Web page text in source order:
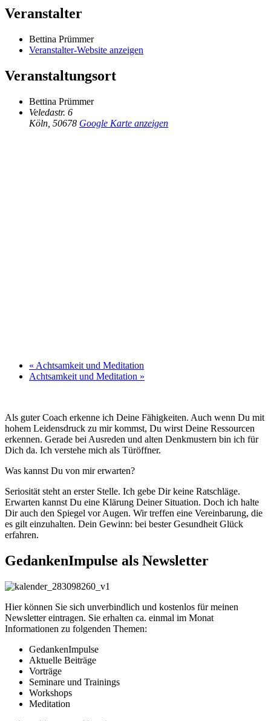
Veranstalter
Bettina Prümmer
Veranstalter-Website anzeigen
Veranstaltungsort
Bettina Prümmer
Veledastr. 6
Köln 50678 Google Karte anzeigen
« Achtsamkeit und Meditation
Achtsamkeit und Meditation »
Als guter Coach erkenne ich Deine Fähigkeiten. Auch wenn Du mit
hohem Leidensdruck zu mir kommst, Du wirst Deine Ressourcen
erkennen. Gerade bei Ausreden und alten Denkmustern bin ich für
Dich da. Ich verstehe mich als Türöffner.
Was kannst Du von mir erwarten?
Seriosität steht an erster Stelle. Ich gebe Dir keine Ratschläge.
Erwarten kannst Du eine Klärung Deiner Situation. Doch ich halte
Dir auch den Spiegel vor Augen. Wir treffen eine Vereinbarung, die
es gilt einzuhalten. Dein Gewinn: bei bester Gesundheit Glück
erfahren.
GedankenImpulse als Newsletter
Hier können Sie sich unverbindlich und kostenlos für meinen
Newsletter eintragen. Sie erhalten ca. einmal im Monat
Informationen zu folgenden Themen:
GedankenImpulse
Aktuelle Beiträge
Vorträge
Seminare und Trainings
Workshops
Meditation